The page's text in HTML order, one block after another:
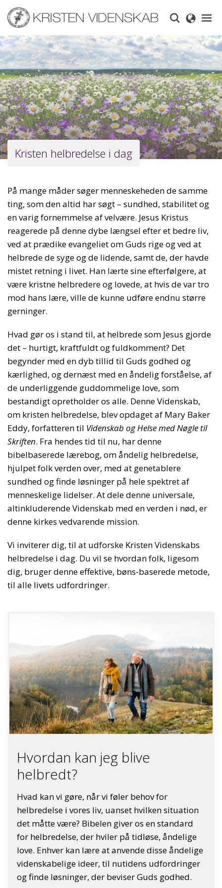
main
content
Kristen helbredelse i dag
På mange måder søger menneskeheden de samme
ting, som den altid har søgt – sundhed, stabilitet og
en varig fornemmelse af velvære. Jesus Kristus
reagerede på denne dybe længsel efter et bedre liv,
ved at prædike evangeliet om Guds rige og ved at
helbrede de syge og de lidende, samt de, der havde
mistet retning i livet. Han lærte sine efterfølgere, at
være kristne helbredere og lovede, at hvis de var tro
mod hans lære, ville de kunne udføre endnu større
gerninger.
Hvad gør os i stand til, at helbrede som Jesus gjorde
det – hurtigt, kraftfuldt og fuldkomment? Det
begynder med en dyb tillid til Guds godhed og
kærlighed, og dernæst med en åndelig forståelse, af
de underliggende guddommelige love, som
bestandigt opretholder os alle. Denne Videnskab,
om kristen helbredelse, blev opdaget af Mary Baker
Eddy, forfatteren til Videnskab og Helse med Nøgle til
Skriften. Fra hendes tid til nu, har denne
bibelbaserede lærebog, om åndelig helbredelse,
hjulpet folk verden over, med at genetablere
sundhed og finde løsninger på hele spektret af
menneskelige lidelser. At dele denne universale,
altinkluderende Videnskab med en verden i nød, er
denne kirkes vedvarende mission.
Vi inviterer dig, til at udforske Kristen Videnskabs
helbredelse i dag. Du vil se hvordan folk, ligesom
dig, bruger denne effektive, bøns-baserede metode,
til alle livets udfordringer.
Hvordan kan jeg blive
helbredt?
Hvad kan vi gøre, når vi føler behov for
helbredelse i vores liv, uanset hvilken situation
det måtte være? Bibelen giver os en standard
for helbredelse, der hviler på tidløse, åndelige
love. Enhver kan lære at anvende disse åndelige
videnskabelige ideer, til nutidens udfordringer
og finde løsninger, der beviser Guds godhed.